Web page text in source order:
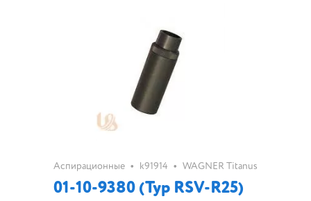
Аспирационные • k91914 • WAGNER Titanus
01-10-9380 (Typ RSV-R25)